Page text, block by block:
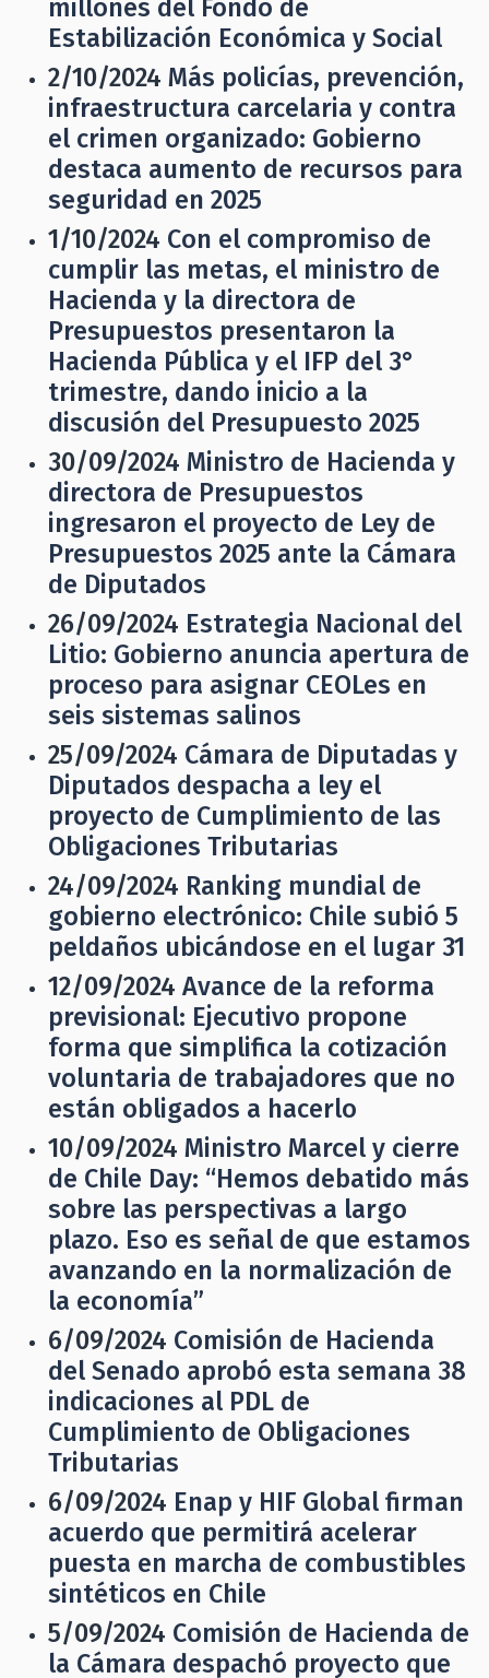
millones del Fondo de
Estabilización Económica y Social
2/10/2024 Más policías, prevención,
infraestructura carcelaria y contra
el crimen organizado: Gobierno
destaca aumento de recursos para
seguridad en 2025
1/10/2024 Con el compromiso de
cumplir las metas, el ministro de
Hacienda y la directora de
Presupuestos presentaron la
Hacienda Pública y el IFP del 3°
trimestre, dando inicio a la
discusión del Presupuesto 2025
30/09/2024 Ministro de Hacienda y
directora de Presupuestos
ingresaron el proyecto de Ley de
Presupuestos 2025 ante la Cámara
de Diputados
26/09/2024 Estrategia Nacional del
Litio: Gobierno anuncia apertura de
proceso para asignar CEOLes en
seis sistemas salinos
25/09/2024 Cámara de Diputadas y
Diputados despacha a ley el
proyecto de Cumplimiento de las
Obligaciones Tributarias
24/09/2024 Ranking mundial de
gobierno electrónico: Chile subió 5
peldaños ubicándose en el lugar 31
12/09/2024 Avance de la reforma
previsional: Ejecutivo propone
forma que simplifica la cotización
voluntaria de trabajadores que no
están obligados a hacerlo
10/09/2024 Ministro Marcel y cierre
de Chile Day: “Hemos debatido más
sobre las perspectivas a largo
plazo. Eso es señal de que estamos
avanzando en la normalización de
la economía”
6/09/2024 Comisión de Hacienda
del Senado aprobó esta semana 38
indicaciones al PDL de
Cumplimiento de Obligaciones
Tributarias
6/09/2024 Enap y HIF Global firman
acuerdo que permitirá acelerar
puesta en marcha de combustibles
sintéticos en Chile
5/09/2024 Comisión de Hacienda de
la Cámara despachó proyecto que